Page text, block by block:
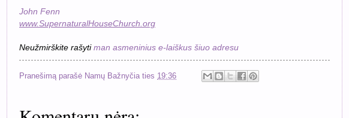
John Fenn
www.SupernaturalHouseChurch.org
Neužmirškite rašyti man asmeninius e-laiškus šiuo adresu
Pranešimą parašė Namų Bažnyčia ties 19:36